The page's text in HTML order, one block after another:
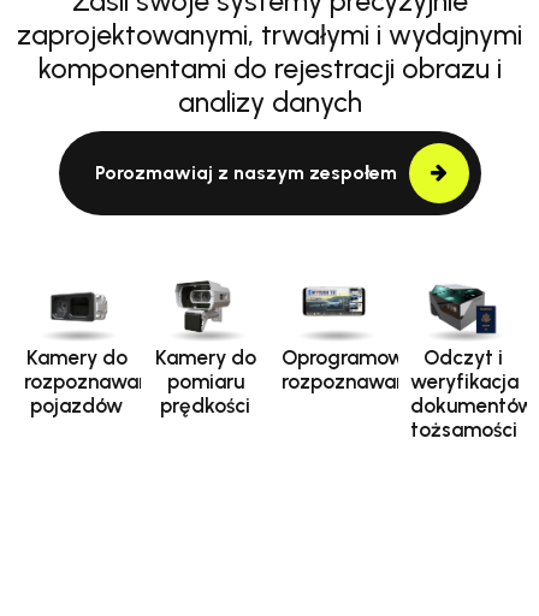
zaprojektowanymi, trwałymi i wydajnymi
komponentami do rejestracji obrazu i
analizy danych
Porozmawiaj z naszym zespołem
Kamery do
rozpoznawania
pojazdów
Kamery do
pomiaru
prędkości
Oprogramowanie
rozpoznawania
Odczyt i
weryfikacja
dokumentów
tożsamości